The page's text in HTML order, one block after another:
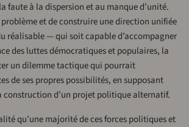
faute à la dispersion et au manque d’unité.
problème et de construire une direction unifiée
réalisable — qui soit capable d’accompagner
des luttes démocratiques et populaires, la
un dilemme tactique qui pourrait
de ses propres possibilités, en supposant
construction d’un projet politique alternatif.
qu’une majorité de ces forces politiques et